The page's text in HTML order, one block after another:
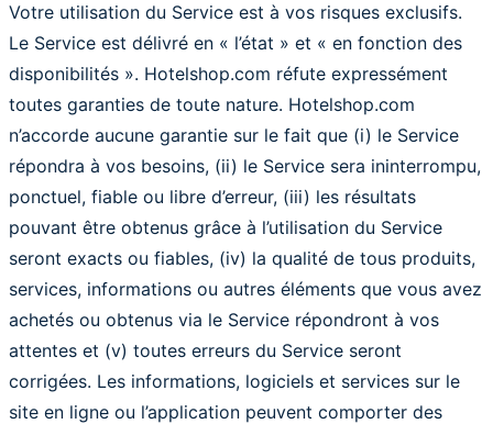
Votre utilisation du Service est à vos risques exclusifs.
Le Service est délivré en « l’état » et « en fonction des
disponibilités ». Hotelshop.com réfute expressément
toutes garanties de toute nature. Hotelshop.com
n’accorde aucune garantie sur le fait que (i) le Service
répondra à vos besoins, (ii) le Service sera ininterrompu,
ponctuel, fiable ou libre d’erreur, (iii) les résultats
pouvant être obtenus grâce à l’utilisation du Service
seront exacts ou fiables, (iv) la qualité de tous produits,
services, informations ou autres éléments que vous avez
achetés ou obtenus via le Service répondront à vos
attentes et (v) toutes erreurs du Service seront
corrigées. Les informations, logiciels et services sur le
site en ligne ou l’application peuvent comporter des